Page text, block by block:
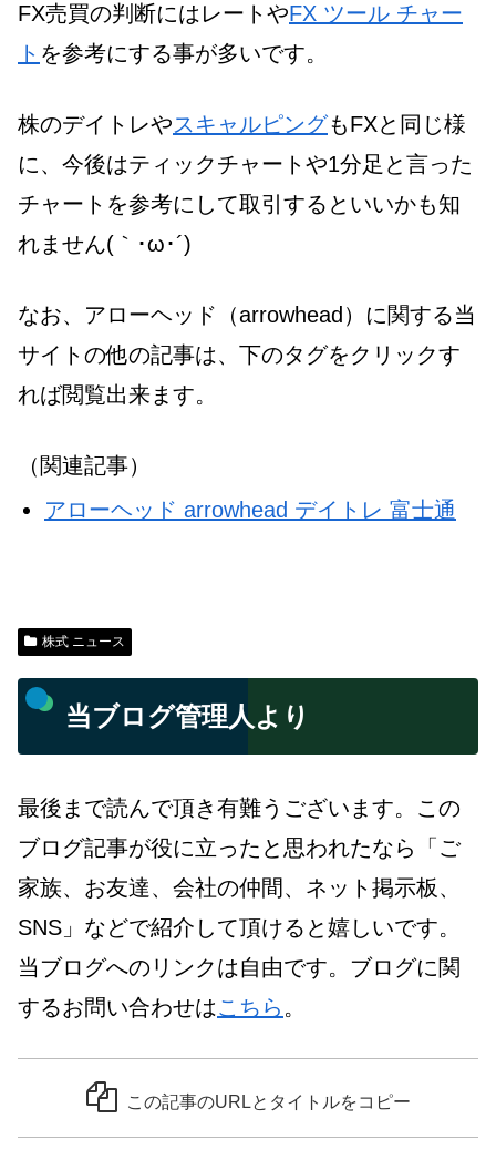
FX売買の判断にはレートやFX ツール チャー
ト を参考にする事が多いです。
株のデイトレやスキャルピングもFXと同じ様
に、今後はティックチャートや1分足と言った
チャートを参考にして取引するといいかも知
れません(｀･ω･´)
なお、アローヘッド（arrowhead）に関する当
サイトの他の記事は、下のタグをクリックす
れば閲覧出来ます。
（関連記事）
アローヘッド arrowhead デイトレ 富士通
株式 ニュース
当ブログ管理人より
最後まで読んで頂き有難うございます。この
ブログ記事が役に立ったと思われたなら「ご
家族、お友達、会社の仲間、ネット掲示板、
SNS」などで紹介して頂けると嬉しいです。
当ブログへのリンクは自由です。ブログに関
するお問い合わせはこちら 。
この記事のURLとタイトルをコピー